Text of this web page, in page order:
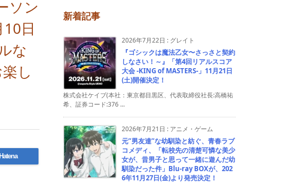
ソン
日
な
し
新着記事
2026年7月22日 : グレイト
『ゴシックは魔法乙女〜さっさと契約
しなさい！～』「第4回リアルスコア
大会 -KING of MASTERS-」11月21日
(土)開催決定！
株式会社ケイブ(本社：東京都目黒区、代表取締役社長:高橋祐
希、証券コード:376 ...
2026年7月21日 : アニメ・ゲーム
元”男友達”な幼馴染と紡ぐ、青春ラブ
コメディ、「転校先の清楚可憐な美少
女が、昔男子と思って一緒に遊んだ幼
馴染だった件」Blu-ray BOXが、202
6年11月27日(金)より発売決定！